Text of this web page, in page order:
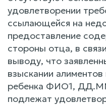
удовлетворении
ссылающейся на
предоставление
стороны отца, в
выводу, что
взыскании
ребенка ФИО1,
подлежат